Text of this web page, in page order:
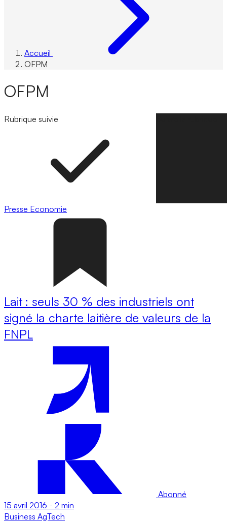
Accueil
OFPM
OFPM
Rubrique suivie
Presse Economie
Lait : seuls 30 % des industriels ont
signé la charte laitière de valeurs de la
FNPL
Abonné
15 avril 2016 - 2 min
Business AgTech